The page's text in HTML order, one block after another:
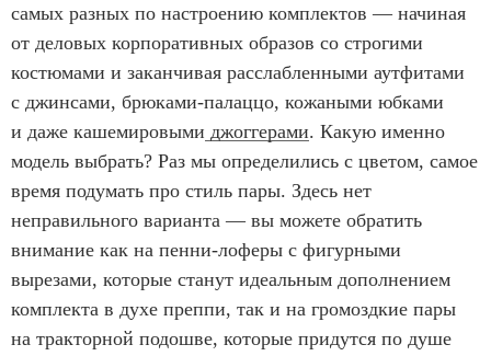
самых разных по настроению комплектов — начиная
от деловых корпоративных образов со строгими
костюмами и заканчивая расслабленными аутфитами
с джинсами, брюками-палаццо, кожаными юбками
и даже кашемировыми джоггерами. Какую именно
модель выбрать? Раз мы определились с цветом, самое
время подумать про стиль пары. Здесь нет
неправильного варианта — вы можете обратить
внимание как на пенни-лоферы с фигурными
вырезами, которые станут идеальным дополнением
комплекта в духе преппи, так и на громоздкие пары
на тракторной подошве, которые придутся по душе